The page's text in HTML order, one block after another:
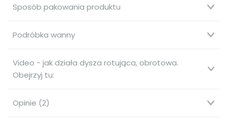
Sposób pakowania produktu
Podróbka wanny
Video - jak działa dysza rotująca, obrotowa.
Obejrzyj tu:
Opinie (2)